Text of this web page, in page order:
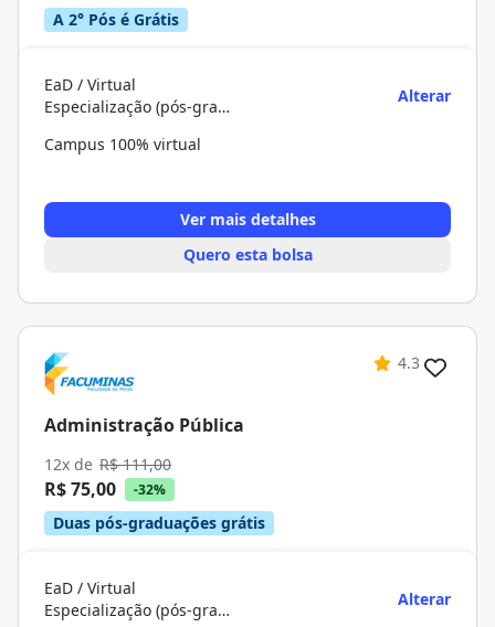
A 2° Pós é Grátis
EaD / Virtual
Especialização (pós-graduação)
Alterar
Campus 100% virtual
Ver mais detalhes
Quero esta bolsa
4.3
Administração Pública
12x de R$ 111,00
R$ 75,00 -32%
Duas pós-graduações grátis
EaD / Virtual
Especialização (pós-graduação)
Alterar